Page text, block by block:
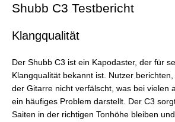
Shubb C3 Testbericht
Klangqualität
Der Shubb C3 ist ein Kapodaster, der für
Klangqualität bekannt ist. Nutzer
der Gitarre nicht verfälscht, was bei vielen
ein häufiges Problem darstellt. Der C3
Saiten in der richtigen Tonhöhe bleiben